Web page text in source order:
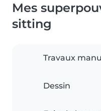
Mes
sitting
Travaux
Dessin